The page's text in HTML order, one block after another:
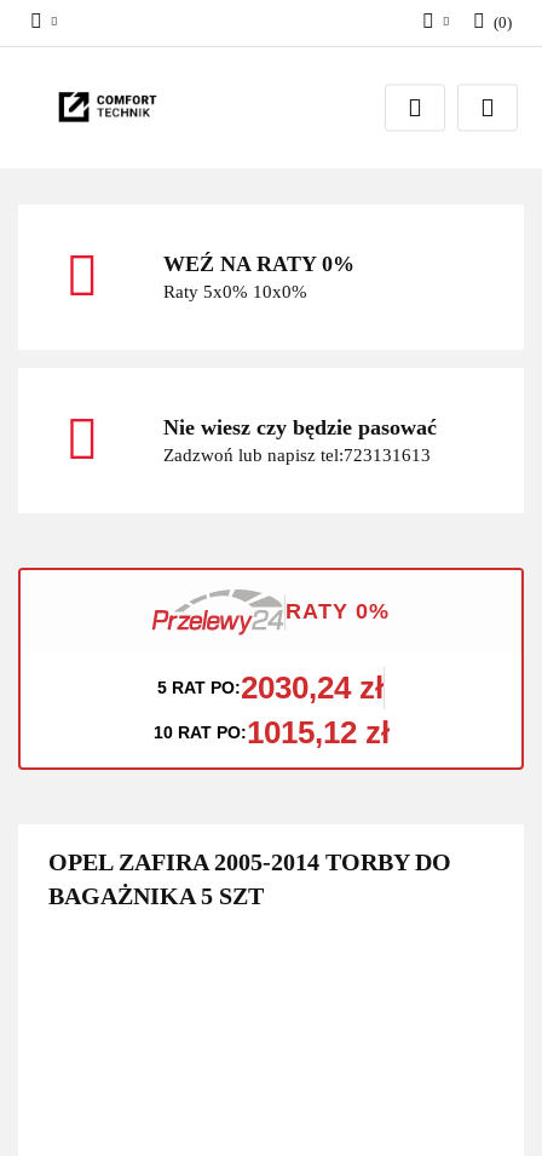
Zaloguj się
Zarejestruj się
(0)
WEŹ NA RATY 0%
Raty 5x0% 10x0%
Nie wiesz czy będzie pasować
Zadzwoń lub napisz tel:723131613
RATY 0%
5 RAT PO:2030,24 zł
10 RAT PO:1015,12 zł
OPEL ZAFIRA 2005-2014 TORBY DO
BAGAŻNIKA 5 SZT